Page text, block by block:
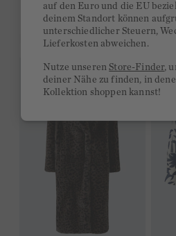
DAS KÖNNTE DIR
auf den Euro und die EU
deinem Standort können
unterschiedlicher Steuern,
Lieferkosten abweichen.
Nutze unserenStore-Finder,
deiner Nähe zu finden, in
Kollektion shoppen kannst!